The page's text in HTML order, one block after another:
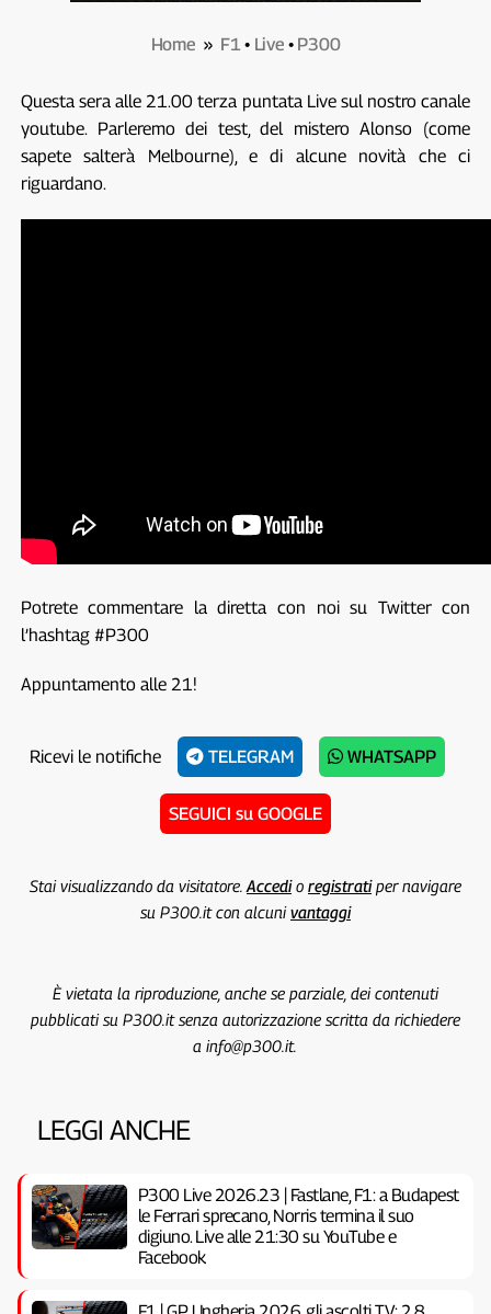
Home » F1• Live • P300
Questa sera alle 21.00 terza puntata Live sul nostro canale
youtube. Parleremo dei test, del mistero Alonso (come
sapete salterà Melbourne), e di alcune novità che ci
riguardano.
Potrete commentare la diretta con noi su Twitter con
l’hashtag #P300
Appuntamento alle 21!
Ricevi le notifiche TELEGRAM WHATSAPP
SEGUICI su GOOGLE
Stai visualizzando da visitatore. Accedio registratiper navigare
su P300.it con alcunivantaggi
È vietata la riproduzione, anche se parziale, dei contenuti
pubblicati su P300.it senza autorizzazione scritta da richiedere
a info@p300.it.
LEGGI ANCHE
P300 Live 2026.23 | Fastlane, F1: a Budapest
le Ferrari sprecano, Norris termina il suo
digiuno. Live alle 21:30 su YouTube e
Facebook